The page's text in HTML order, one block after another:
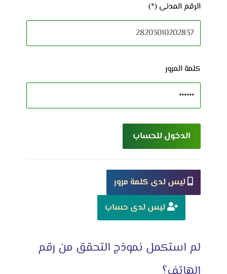
الرقم المدنى (*)
كلمة المرور
الدخول للحساب
ليس لدى كلمة مرور
ليس لدى حساب
لم استكمل نموذج التحقق من رقم